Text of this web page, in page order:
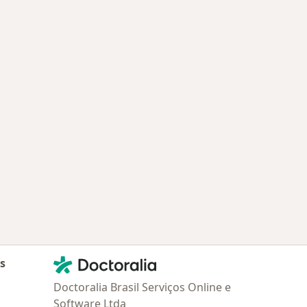
Contato
Doctoralia - Homepage
Doctoralia Brasil Serviços Online e
Software Ltda